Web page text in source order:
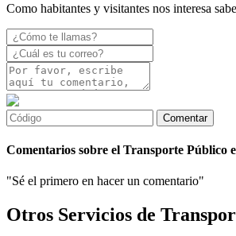
Como habitantes y visitantes nos interesa
Comentarios sobre el Transporte Público
"Sé el primero en hacer un comentario"
Otros Servicios de